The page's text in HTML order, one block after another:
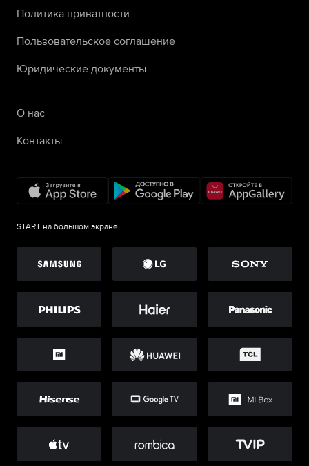
Политика приватности
Пользовательское соглашение
Юридические документы
О нас
Контакты
START на большом экране